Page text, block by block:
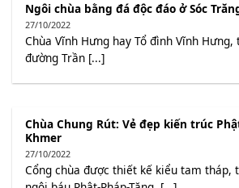
Ngôi chùa bằng đá độc đáo ở Sóc
27/10/2022
Chùa Vĩnh Hưng hay Tổ đình Vĩnh
đường Trần [...]
Chùa Chung Rút: Vẻ đẹp kiến trúc
Khmer
27/10/2022
Cổng chùa được thiết kế kiểu tam tháp,